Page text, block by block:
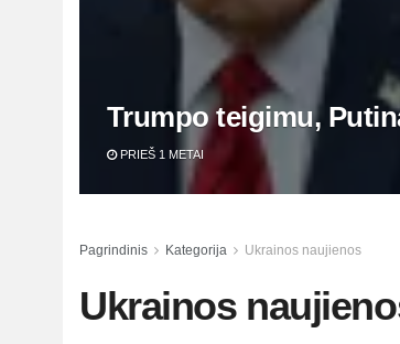
Trumpo teigimu,
PRIEŠ 1 METAI
Pagrindinis Kategorija Ukrainos naujienos
Ukrainos